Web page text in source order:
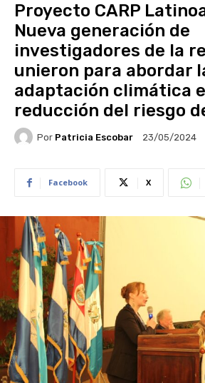
Proyecto CARP
Nueva generación de
investigadores de la
unieron para abordar
adaptación climática
reducción del riesgo
Por Patricia Escobar 23/05/2024
Facebook X